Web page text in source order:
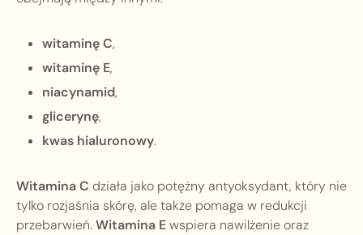
witaminę C,
witaminę E,
niacynamid,
glicerynę,
kwas hialuronowy.
Witamina C działa jako potężny antyoksydant, który nie
tylko rozjaśnia skórę, ale także pomaga w redukcji
przebarwień.Witamina Ewspiera nawilżenie oraz